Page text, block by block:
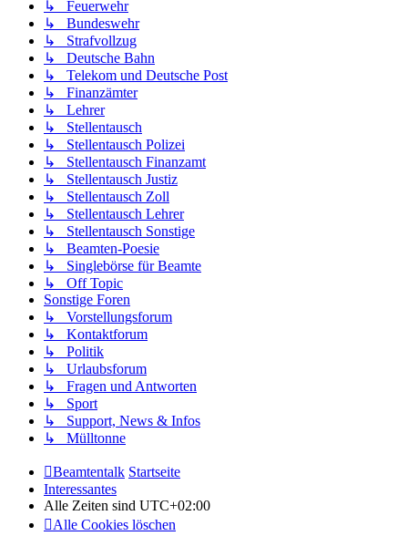
↳ Feuerwehr
↳ Bundeswehr
↳ Strafvollzug
↳ Deutsche Bahn
↳ Telekom und Deutsche Post
↳ Finanzämter
↳ Lehrer
↳ Stellentausch
↳ Stellentausch Polizei
↳ Stellentausch Finanzamt
↳ Stellentausch Justiz
↳ Stellentausch Zoll
↳ Stellentausch Lehrer
↳ Stellentausch Sonstige
↳ Beamten-Poesie
↳ Singlebörse für Beamte
↳ Off Topic
Sonstige Foren
↳ Vorstellungsforum
↳ Kontaktforum
↳ Politik
↳ Urlaubsforum
↳ Fragen und Antworten
↳ Sport
↳ Support, News & Infos
↳ Mülltonne
Beamtentalk Startseite
Interessantes
Alle Zeiten sind UTC+02:00
Alle Cookies löschen